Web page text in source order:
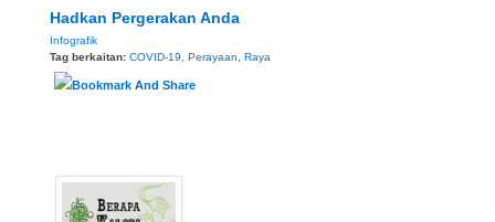
Hadkan Pergerakan Anda
Infografik
Tag berkaitan: COVID-19 Perayaan Raya